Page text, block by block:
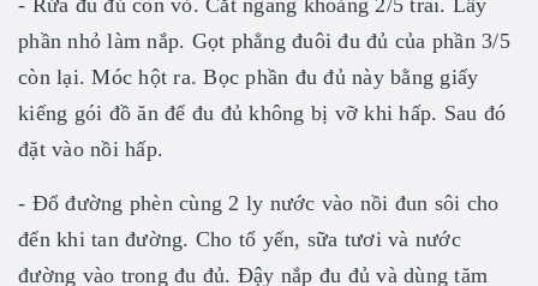
- Rửa đu đủ còn vỏ. Cắt ngang khoảng 2/5 trái. Lấy
phần nhỏ làm nắp. Gọt phẳng đuôi đu đủ của phần 3/5
còn lại. Móc hột ra. Bọc phần đu đủ này bằng giấy
kiếng gói đồ ăn để đu đủ không bị vỡ khi hấp. Sau đó
đặt vào nồi hấp.
- Ðổ đường phèn cùng 2 ly nước vào nồi đun sôi cho
đến khi tan đường. Cho tổ yến, sữa tươi và nước
đường vào trong đu đủ. Ðậy nắp đu đủ và dùng tăm